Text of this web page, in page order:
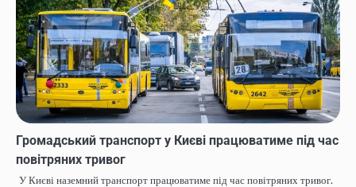
Громадський транспорт у Києві працюватиме під час
повітряних тривог
У Києві наземний транспорт працюватиме під час повітряних тривог.